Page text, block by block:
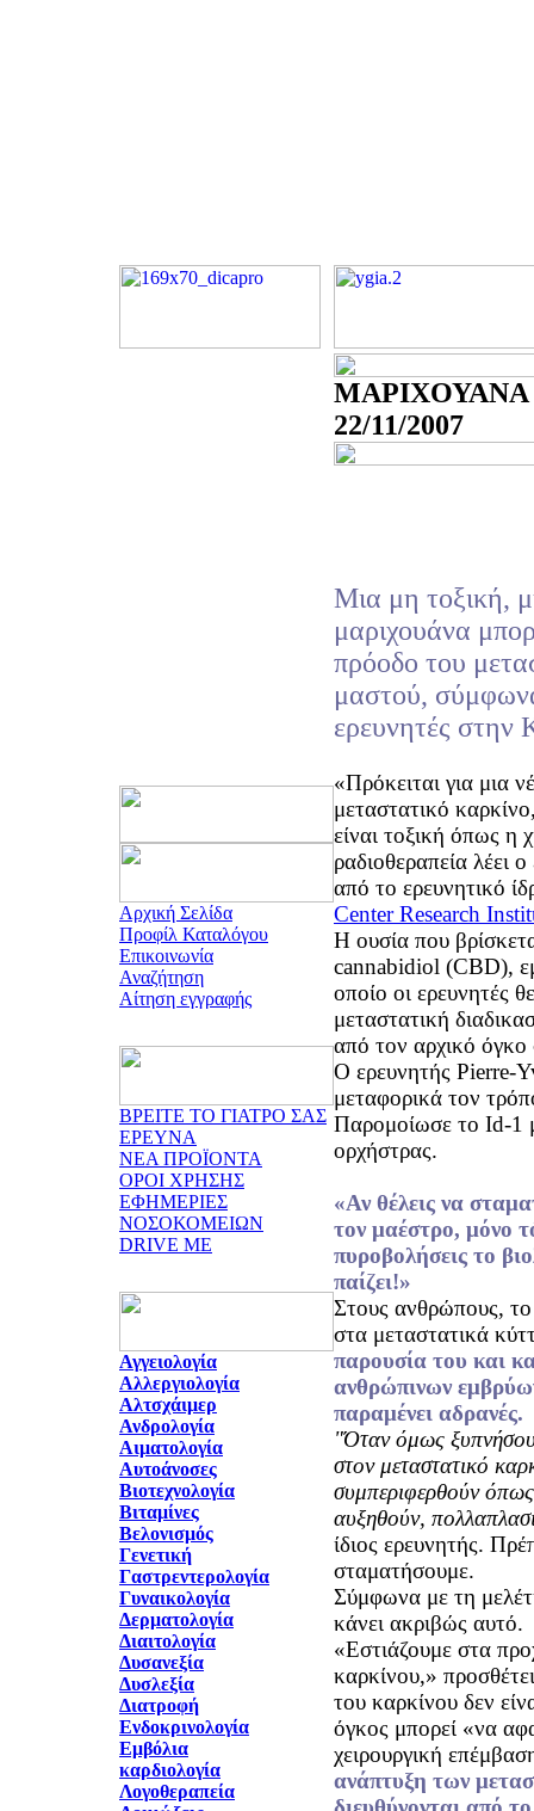
Αρχική Σελίδα
Προφίλ Καταλόγου
Επικοινωνία
Αναζήτηση
Αίτηση εγγραφής
ΒΡΕΙΤΕ ΤΟ ΓΙΑΤΡΟ ΣΑΣ
ΕΡΕΥΝΑ
ΝΕΑ ΠΡΟΪΟΝΤΑ
ΟΡΟΙ ΧΡΗΣΗΣ
ΕΦΗΜΕΡΙΕΣ
ΝΟΣΟΚΟΜΕΙΩΝ
DRIVE ME
Αγγειολογία
Αλλεργιολογία
Αλτσχάιμερ
Ανδρολογία
Αιματολογία
Αυτοάνοσες
Βιοτεχνολογία
Βιταμίνες
Βελονισμός
Γενετική
Γαστρεντερολογία
Γυναικολογία
Δερματολογία
Διαιτολογία
Δυσανεξία
Δυσλεξία
Διατροφή
Ενδοκρινολογία
Εμβόλια
καρδιολογία
Λογοθεραπεία
22/11/2007
Μια μη τοξική,
μαριχουάνα
πρόοδο του
μαστού,
ερευνητές στην
«Πρόκειται για μια
μεταστατικό
είναι τοξική όπως η
ραδιοθεραπεία λέει
από το ερευνητικό
Center Research
Η ουσία που
cannabidiol (CBD),
οποίο οι ερευνητές
μεταστατική
από τον αρχικό
Ο ερευνητής Pierre-
μεταφορικά τον
Παρομοίωσε το Id-1
ορχήστρας.
«Αν θέλεις να
τον μαέστρο, μόνο
πυροβολήσεις το
παίζει!»
Στους ανθρώπους, το
στα μεταστατικά
παρουσία του και
ανθρώπινων
παραμένει αδρανές.
"Όταν όμως
στον μεταστατικό
συμπεριφερθούν
αυξηθούν,
ίδιος ερευνητής.
σταματήσουμε.
Σύμφωνα με τη
κάνει ακριβώς αυτό.
«Εστιάζουμε στα
καρκίνου,»
του καρκίνου δεν
όγκος μπορεί «να
χειρουργική
ανάπτυξη των